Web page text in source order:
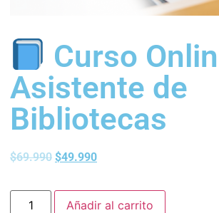
Curso
Asistente de
Bibliotecas
$69.990 $49.990
Añadir al carrito